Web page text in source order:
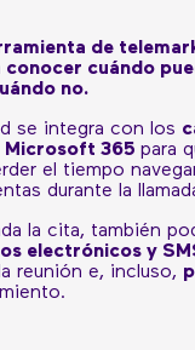
de
conocer cuándo
no.
se integra con los
Microsoft 365 para
el tiempo
durante la
la cita, también
electrónicos y
reunión e, incluso,